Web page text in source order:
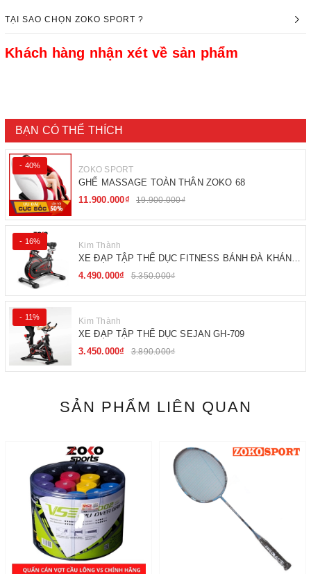
TẠI SAO CHỌN ZOKO SPORT ?
Khách hàng nhận xét về sản phẩm
BẠN CÓ THỂ THÍCH
- 40% ZOKO SPORT
GHẾ MASSAGE TOÀN THÂN ZOKO 68
11.900.000₫
19.900.000₫
- 16% Kim Thành
XE ĐẠP TẬP THỂ DỤC FITNESS BÁNH ĐÀ KHÁNG
TỪ
4.490.000₫ 5.350.000₫
- 11% Kim Thành
XE ĐẠP TẬP THỂ DỤC SEJAN GH-709
3.450.000₫
3.890.000₫
SẢN PHẨM LIÊN QUAN